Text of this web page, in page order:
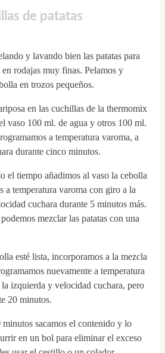
de patatas
y lavando bien las patatas para
rodajas muy finas. Pelamos y
en trozos pequeños.
en las cuchillas de la thermomix
vaso 100 ml. de agua y otros 100 ml.
a temperatura varoma, a
durante cinco minutos.
el tiempo añadimos al vaso la cebolla
a temperatura varoma con giro a la
cuchara durante 5 minutos más.
mezclar las patatas con una
esté lista, incorporamos a la mezcla
nuevamente a temperatura
izquierda y velocidad cuchara, pero
20 minutos.
minutos sacamos el contenido y lo
en un bol para eliminar el exceso